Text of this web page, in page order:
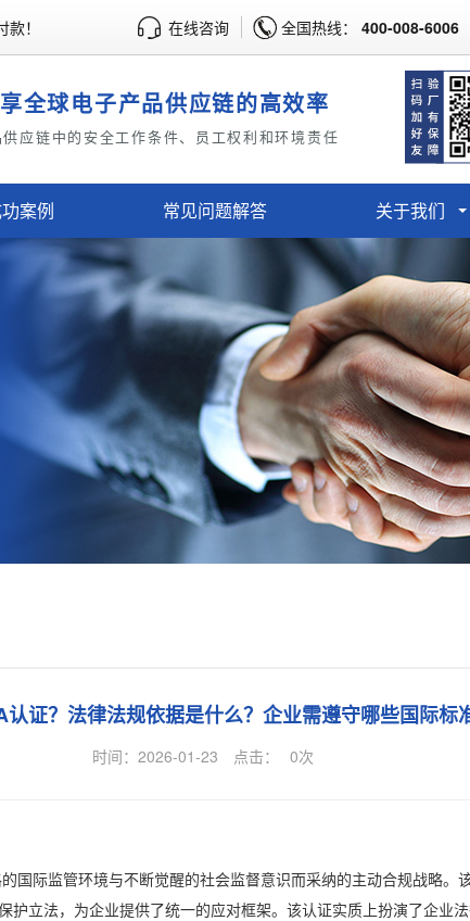
！ 在线咨询 全国热线： 400-008-6006
全球电子产品供应链的高效率
应链中的安全工作条件、员工权利和环境责任
案例 常见问题解答 关于我们
证？法律法规依据是什么？企业需遵守哪些国际标
时间：2026-01-23 点击： 0次
际监管环境与不断觉醒的社会监督意识而采纳的主动合规战略。
护立法，为企业提供了统一的应对框架。该认证实质上扮演了企业